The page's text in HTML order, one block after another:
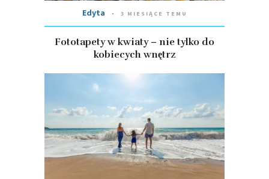
Edyta 3 MIESIĄCE TEMU
Fototapety w kwiaty – nie tylko do
kobiecych wnętrz